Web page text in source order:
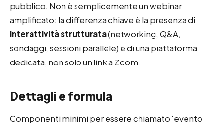
pubblico. Non è semplicemente un webinar
amplificato: la differenza chiave è la presenza di
interattività strutturata(networking, Q&A,
sondaggi, sessioni parallele) e di una piattaforma
dedicata, non solo un link a Zoom.
Dettagli e formula
Componenti minimi per essere chiamato 'evento